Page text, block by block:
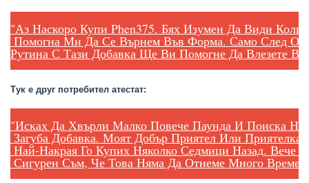
"Аз Наскоро Купи Phen375. Бях Изумен Да Види
Помогна Ми Да Се Върнем Във Форма. Само След
Рутина С Тази Добавка Ще Ви Помогне Да Влезете
Тук е друг потребител атестат:
"Исках Да Хвърли Малко Повече Паунда И Поиска
Загуба Добавка. Моят Добър Приятел Или Приятелка
Най-Накрая Го Купих Няколко Седмици Назад. Вече
Сигурен Съм, Че Това Няма Да Отнеме Много